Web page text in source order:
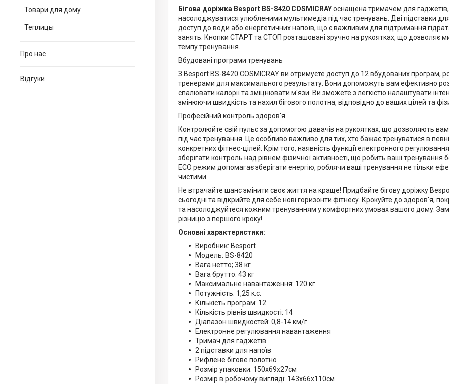
Товари для дому
Теплицы
Про нас
Відгуки
Бігова доріжка Besport BS-8420 COSMICRAYоснащена тримачем для
насолоджуватися улюбленими мультимедіа під час тренувань. Дві підставки
доступ до води або енергетичних напоїв, що є важливим для підтримання
занять. Кнопки СТАРТ та СТОП розташовані зручно на рукоятках, що дозволяє
темпу тренування.
Вбудовані програми тренувань
З Besport BS-8420 COSMICRAY ви отримуєте доступ до 12 вбудованих програм,
тренерами для максимального результату. Вони допоможуть вам ефективно
спалювати калорії та зміцнювати м'язи. Ви зможете з легкістю налаштувати
змінюючи швидкість та нахил бігового полотна, відповідно до ваших цілей та
Професійний контроль здоров'я
Контролюйте свій пульс за допомогою давачів на рукоятках, що дозволяють
під час тренування. Це особливо важливо для тих, хто бажає тренуватися в
конкретних фітнес-цілей. Крім того, наявність функції електронного
зберігати контроль над рівнем фізичної активності, що робить ваші
ECO режим допомагає зберігати енергію, роблячи ваші тренування не тільки
чистими.
Не втрачайте шанс змінити своє життя на краще! Придбайте бігову доріжку
сьогодні та відкрийте для себе нові горизонти фітнесу. Крокуйте до здоров'я,
та насолоджуйтеся кожним тренуванням у комфортних умовах вашого дому.
різницю з першого кроку!
Основні характеристики:
Виробник: Besport
Модель: BS-8420
Вага нетто; 38 кг
Вага брутто: 43 кг
Максимальне навантаження: 120 кг
Потужність: 1,25 к.с.
Кількість програм: 12
Кількість рівнів швидкості: 14
Діапазон швидкостей: 0,8-14 км/г
Електронне регулювання навантаження
Тримач для гаджетів
2 підставки для напоїв
Рифлене бігове полотно
Розмір упаковки: 150х69х27см
Розмір в робочому вигляді: 143х66х110см